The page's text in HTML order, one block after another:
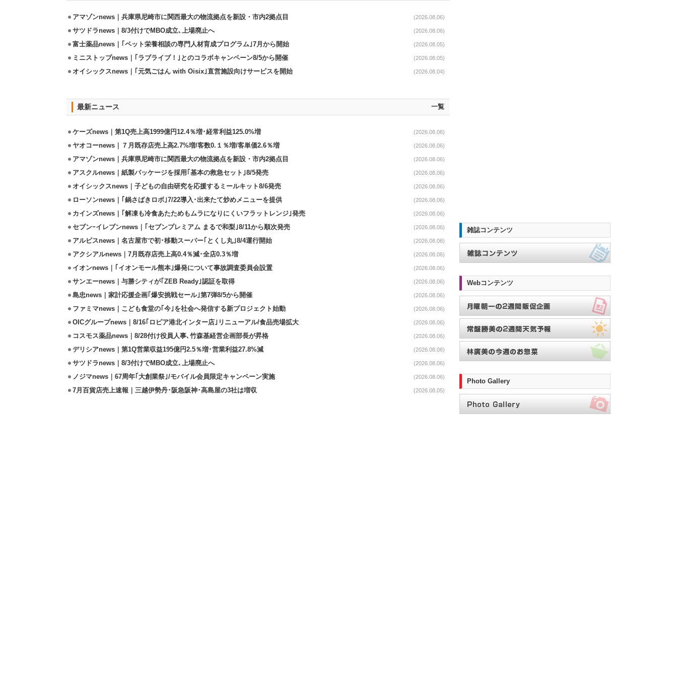
アマゾンnews｜兵庫県尼崎市に関西最大の物流拠点を新設・市内2拠点目 (2026.08.06)
サツドラnews｜8/3付けでMBO成立､上場廃止へ (2026.08.06)
富士薬品news｜｢ペット栄養相談の専門人材育成プログラム｣7月から開始 (2026.08.05)
ミニストップnews｜｢ラブライブ！｣とのコラボキャンペーン8/5から開催 (2026.08.05)
オイシックスnews｜｢元気ごはん with Oisix｣直営施設向けサービスを開始 (2026.08.04)
最新ニュース 一覧
ケーズnews｜第1Q売上高1999億円12.4％増･経常利益125.0%増 (2026.08.06)
ヤオコーnews｜７月既存店売上高2.7%増/客数0.１％増/客単価2.6％増 (2026.08.06)
アマゾンnews｜兵庫県尼崎市に関西最大の物流拠点を新設・市内2拠点目 (2026.08.06)
アスクルnews｜紙製パッケージを採用｢基本の救急セット｣8/5発売 (2026.08.06)
オイシックスnews｜子どもの自由研究を応援するミールキット8/6発売 (2026.08.06)
ローソンnews｜｢鍋さばきロボ｣7/22導入･出来たて炒めメニューを提供 (2026.08.06)
カインズnews｜｢解凍も冷食あたためもムラになりにくいフラットレンジ｣発売 (2026.08.06)
セブンｰイレブンnews｜｢セブンプレミアム まるで和梨｣8/11から順次発売 (2026.08.06)
アルビスnews｜名古屋市で初･移動スーパー｢とくし丸｣8/4運行開始 (2026.08.06)
アクシアルnews｜7月既存店売上高0.4％減･全店0.3％増 (2026.08.06)
イオンnews｜｢イオンモール熊本｣爆発について事故調査委員会設置 (2026.08.06)
サンエーnews｜与勝シティが｢ZEB Ready｣認証を取得 (2026.08.06)
島忠news｜家計応援企画｢爆安挑戦セール｣第7弾8/5から開催 (2026.08.06)
ファミマnews｜こども食堂の｢今｣を社会へ発信する新プロジェクト始動 (2026.08.06)
OICグループnews｜8/16｢ロピア港北インター店｣リニューアル/食品売場拡大 (2026.08.06)
コスモス薬品news｜8/28付け役員人事､竹森基経営企画部長が昇格 (2026.08.06)
デリシアnews｜第1Q営業収益195億円2.5％増･営業利益27.8%減 (2026.08.06)
サツドラnews｜8/3付けでMBO成立､上場廃止へ (2026.08.06)
ノジマnews｜67周年｢大創業祭｣/モバイル会員限定キャンペーン実施 (2026.08.06)
7月百貨店売上速報｜三越伊勢丹･阪急阪神･高島屋の3社は増収 (2026.08.05)
雑誌コンテンツ
Webコンテンツ
Photo Gallery